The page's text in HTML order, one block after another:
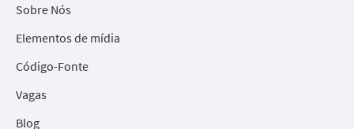
Sobre Nós
Elementos de mídia
Código-Fonte
Vagas
Blog